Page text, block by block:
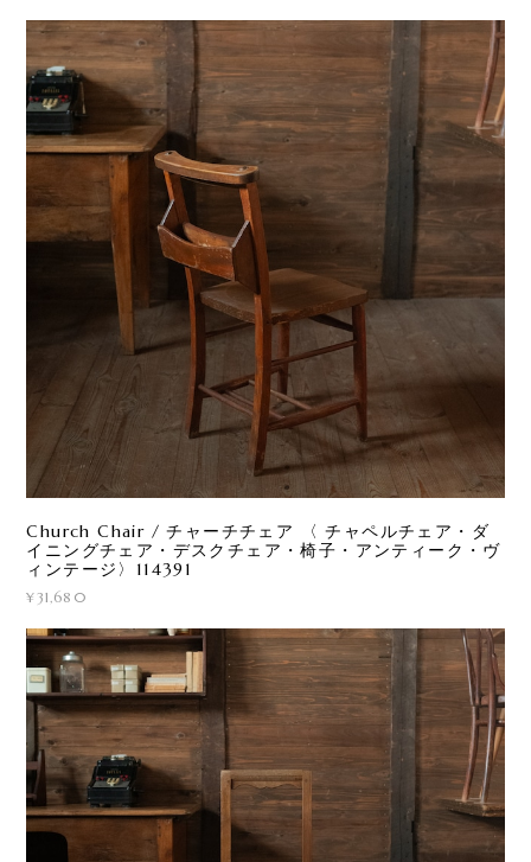
Church Chair / チャーチチェア 〈 チャペルチェア・ダ
イニングチェア・デスクチェア・椅子・アンティーク・ヴ
ィンテージ〉114391
¥31,680